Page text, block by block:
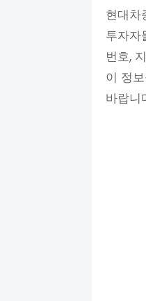
현대차
투자자
번호,
이 정
바랍니